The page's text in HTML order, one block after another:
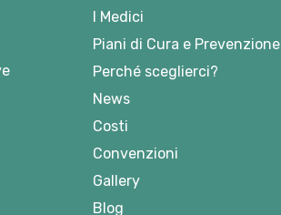
I Medici
Piani di Cura e Prevenzione
Perché sceglierci?
News
Costi
Convenzioni
Gallery
Blog